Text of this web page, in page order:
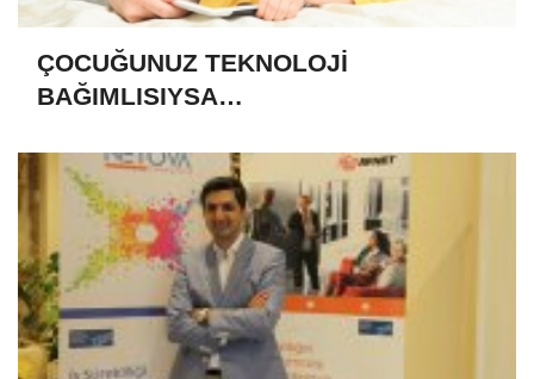
ÇOCUĞUNUZ TEKNOLOJİ
BAĞIMLISIYSA…